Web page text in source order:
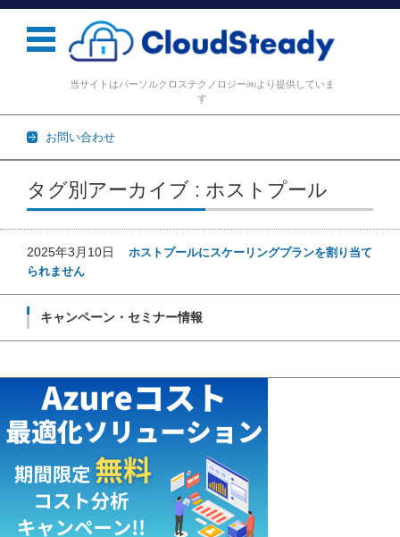
当サイトはパーソルクロステクノロジー㈱より提供していま
す
お問い合わせ
コンテンツに移動
タグ別アーカイブ : ホストプール
2025年3月10日 ホストプールにスケーリングプランを割り当て
られません
キャンペーン・セミナー情報